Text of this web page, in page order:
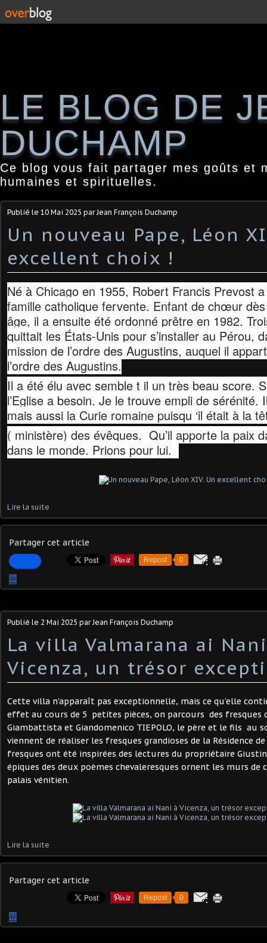
LE BLOG DE
DUCHAMP
Ce blog vous fait partager mes goûts et
humaines et spirituelles.
Publié le 10 Mai 2025 par Jean François Duchamp
Un nouveau Pape, Léon
excellent choix !
Né à Chicago en 1955, Robert Francis Prevost
famille catholique fervente. Enfant de chœur
âge, il a ensuite été ordonné prêtre en 1982.
quittait les États-Unis pour s’installer au Pérou,
mission de l’ordre des Augustins, auquel il
l’ordre des Augustins.
Il a été élu avec semble t il un très beau score.
l’Eglise a besoin. Je le trouve empli de sérénité.
mais aussi la Curie romaine puisqu ‘il était à la
( ministère) des évêques. Qu’il apporte la paix
dans le monde. Prions pour lui.
Lire la suite
Partager cet article
Repost 0
…
Publié le 2 Mai 2025 par Jean François Duchamp
La villa Valmarana ai
Vicenza, un trésor
Cette villa n’apparaît pas exceptionnelle, mais ce qu’elle
effet au cours de 5 petites pièces, on parcours des fresques
Giambattista et Giandomenico TIEPOLO, le père et le fils au
viennent de réaliser les fresques grandioses de la Résidence
fresques ont été inspirées des lectures du propriétaire
épiques des deux poèmes chevaleresques ornent les murs
palais vénitien.
Lire la suite
Partager cet article
Repost 0
…